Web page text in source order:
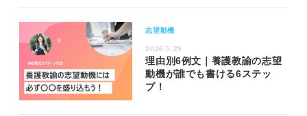
志望動機
2026.5.25
理由別6例文｜養護教諭の志望
動機が誰でも書ける6ステッ
プ！